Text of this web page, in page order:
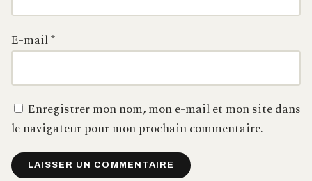
E-mail*
Enregistrer mon nom, mon e-mail et mon site dans
le navigateur pour mon prochain commentaire.